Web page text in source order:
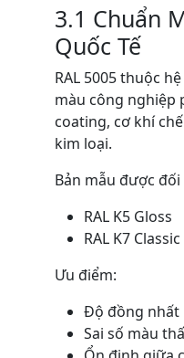
3.1 Chuẩn
Quốc Tế
RAL 5005 thuộc
màu công nghiệp
coating, cơ khí
kim loại.
Bản mẫu được
RAL K5 Gloss
RAL K7 Classic
Ưu điểm:
Độ đồng nhất
Sai số màu